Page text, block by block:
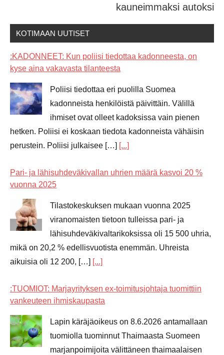
kauneimmaksi autoksi
KOTIMAAN UUTISET
:KADONNEET: Kun poliisi tiedottaa kadonneesta, on
kyse aina vakavasta tilanteesta
Poliisi tiedottaa eri puolilla Suomea
kadonneista henkilöistä päivittäin. Välillä
ihmiset ovat olleet kadoksissa vain pienen
hetken. Poliisi ei koskaan tiedota kadonneista vähäisin
perustein. Poliisi julkaisee […] [...]
Pari- ja lähisuhdeväkivallan uhrien määrä kasvoi 20 %
vuonna 2025
Tilastokeskuksen mukaan vuonna 2025
viranomaisten tietoon tulleissa pari- ja
lähisuhdeväkivaltarikoksissa oli 15 500 uhria,
mikä on 20,2 % edellisvuotista enemmän. Uhreista
aikuisia oli 12 200, […] [...]
:TUOMIOT: Marjayrityksen ex-toimitusjohtaja tuomittiin
vankeuteen ihmiskaupasta
Lapin käräjäoikeus on 8.6.2026 antamallaan
tuomiolla tuominnut Thaimaasta Suomeen
marjanpoimijoita välittäneen thaimaalaisen